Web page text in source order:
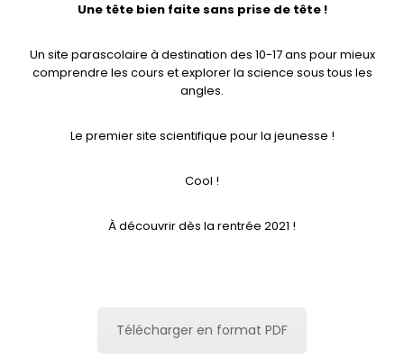
Une tête bien faite sans prise de tête !
Un site parascolaire à destination des 10-17 ans pour mieux
comprendre les cours et explorer la science sous tous les
angles.
Le premier site scientifique pour la jeunesse !
Cool !
À découvrir dès la rentrée 2021 !
Télécharger en format PDF